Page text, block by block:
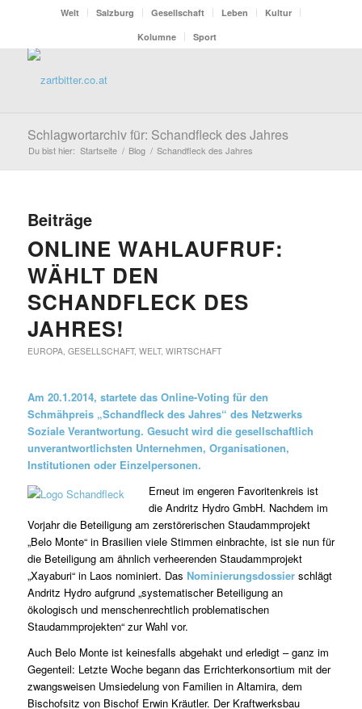
Welt Salzburg Gesellschaft Leben
Kultur
Kolumne
Sport
Schlagwortarchiv für: Schandfleck des Jahres
Du bist hier: Startseite / Blog / Schandfleck des Jahres
Beiträge
ONLINE WAHLAUFRUF:
WÄHLT DEN
SCHANDFLECK DES
JAHRES!
EUROPA, GESELLSCHAFT, WELT, WIRTSCHAFT
Am 20.1.2014, startete das Online-Voting für den
Schmähpreis „Schandfleck des Jahres“ des Netzwerks
Soziale Verantwortung. Gesucht wird die gesellschaftlich
unverantwortlichsten Unternehmen, Organisationen,
Institutionen oder Einzelpersonen.
Erneut im engeren Favoritenkreis ist
die Andritz Hydro GmbH. Nachdem im
Vorjahr die Beteiligung am zerstörerischen Staudammprojekt
„Belo Monte“ in Brasilien viele Stimmen einbrachte, ist sie nun für
die Beteiligung am ähnlich verheerenden Staudammprojekt
„Xayaburi“ in Laos nominiert. Das Nominierungsdossier schlägt
Andritz Hydro aufgrund „systematischer Beteiligung an
ökologisch und menschenrechtlich problematischen
Staudammprojekten“ zur Wahl vor.
Auch Belo Monte ist keinesfalls abgehakt und erledigt – ganz im
Gegenteil: Letzte Woche begann das Errichterkonsortium mit der
zwangsweisen Umsiedelung von Familien in Altamira, dem
Bischofsitz von Bischof Erwin Kräutler. Der Kraftwerksbau